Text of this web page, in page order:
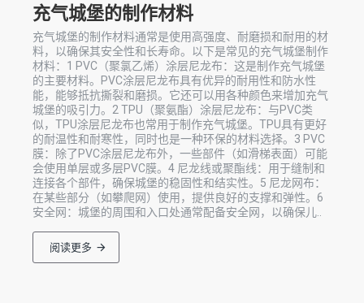
充气城堡的制作材料
充气城堡的制作材料通常是使用高强度、耐磨损和耐用的材
料，以确保其安全性和长寿命。以下是常见的充气城堡制作
材料：1 PVC（聚氯乙烯）涂层尼龙布：这是制作充气城堡
的主要材料。PVC涂层尼龙布具有优异的耐用性和防水性
能，能够抵抗撕裂和磨损。它还可以用各种颜色来增加充气
城堡的吸引力。2 TPU（聚氨酯）涂层尼龙布：与PVC类
似，TPU涂层尼龙布也常用于制作充气城堡。TPU具有更好
的耐温性和耐寒性，同时也是一种环保的材料选择。3 PVC
膜：除了PVC涂层尼龙布外，一些部件（如滑梯表面）可能
会使用单层或多层PVC膜。4 尼龙线或聚酯线：用于缝制和
连接各个部件，确保城堡的稳固性和结实性。5 尼龙网布：
在某些部分（如攀爬网）使用，提供良好的支撑和弹性。6
安全网：城堡的周围和入口处通常配备安全网，以确保儿..
阅读更多